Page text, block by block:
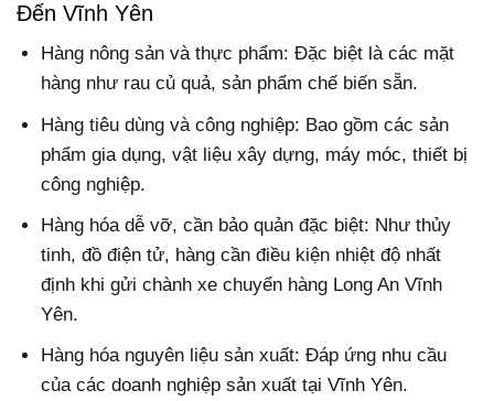
Đến Vĩnh Yên
Hàng nông sản và thực phẩm: Đặc biệt là các mặt
hàng như rau củ quả, sản phẩm chế biến sẵn.
Hàng tiêu dùng và công nghiệp: Bao gồm các sản
phẩm gia dụng, vật liệu xây dựng, máy móc, thiết bị
công nghiệp.
Hàng hóa dễ vỡ, cần bảo quản đặc biệt: Như thủy
tinh, đồ điện tử, hàng cần điều kiện nhiệt độ nhất
định khi gửi chành xe chuyển hàng Long An Vĩnh
Yên.
Hàng hóa nguyên liệu sản xuất: Đáp ứng nhu cầu
của các doanh nghiệp sản xuất tại Vĩnh Yên.